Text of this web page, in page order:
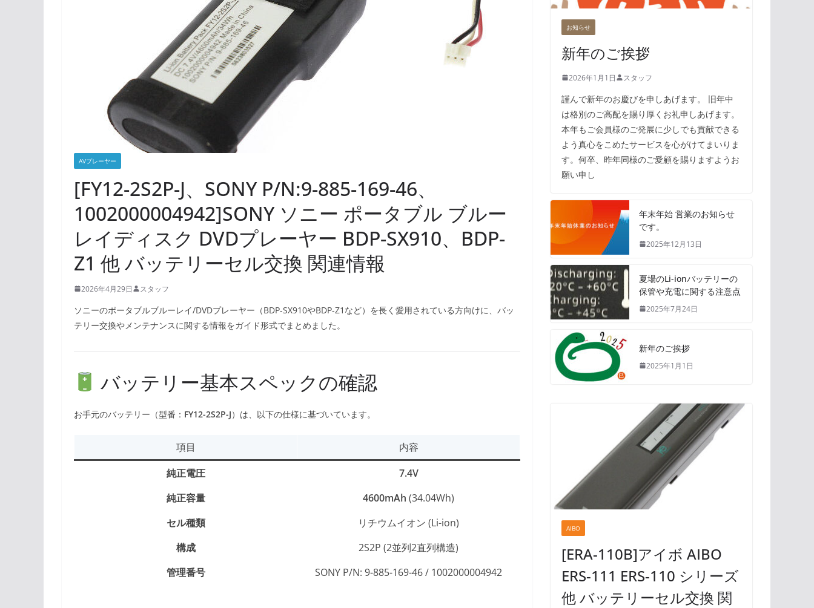
AVプレーヤー
[FY12-2S2P-J、SONY P/N:9-885-169-46、
1002000004942]SONY ソニー ポータブル ブルー
レイディスク DVDプレーヤー BDP-SX910、BDP-
Z1 他 バッテリーセル交換 関連情報
2026年4月29日 スタッフ
ソニーのポータブルブルーレイ/DVDプレーヤー（BDP-SX910やBDP-Z1など）を長く愛用されている方向けに、バッ
テリー交換やメンテナンスに関する情報をガイド形式でまとめました。
バッテリー基本スペックの確認
お手元のバッテリー（型番： FY12-2S2P-J）は、以下の仕様に基づいています。
項目
内容
純正電圧
7.4V
純正容量
4600mAh (34.04Wh)
セル種類
リチウムイオン (Li-ion)
構成
2S2P (2並列2直列構造)
管理番号
SONY P/N: 9-885-169-46 / 1002000004942
お知らせ
新年のご挨拶
2026年1月1日 スタッフ
謹んで新年のお慶びを申しあげます。 旧年中
は格別のご高配を賜り厚くお礼申しあげます。
本年もご会員様のご発展に少しでも貢献できる
よう真心をこめたサービスを心がけてまいりま
す。何卒、昨年同様のご愛顧を賜りますようお
願い申し
年末年始 営業のお知らせ
です。
2025年12月13日
夏場のLi-ionバッテリーの
保管や充電に関する注意点
2025年7月24日
新年のご挨拶
2025年1月1日
AIBO
[ERA-110B]アイボ AIBO
ERS-111 ERS-110 シリーズ
他 バッテリーセル交換 関